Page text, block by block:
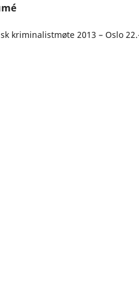
kriminalistmøte 2013 – Oslo